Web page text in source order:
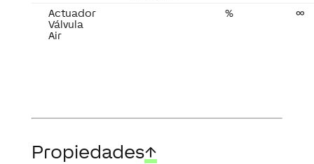
Actuador
Válvula
Air
% ∞
Propiedades↑